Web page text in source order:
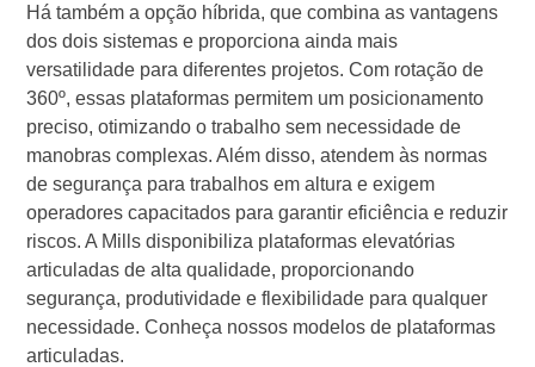
Há também a opção híbrida, que combina as vantagens
dos dois sistemas e proporciona ainda mais
versatilidade para diferentes projetos. Com rotação de
360º, essas plataformas permitem um posicionamento
preciso, otimizando o trabalho sem necessidade de
manobras complexas. Além disso, atendem às normas
de segurança para trabalhos em altura e exigem
operadores capacitados para garantir eficiência e reduzir
riscos. A Mills disponibiliza plataformas elevatórias
articuladas de alta qualidade, proporcionando
segurança, produtividade e flexibilidade para qualquer
necessidade. Conheça nossos modelos de plataformas
articuladas.